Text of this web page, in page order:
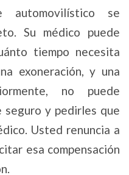
automovilístico se
Su médico puede
tiempo necesita
exoneración, y una
no puede
seguro y pedirles que
Usted renuncia a
esa compensación